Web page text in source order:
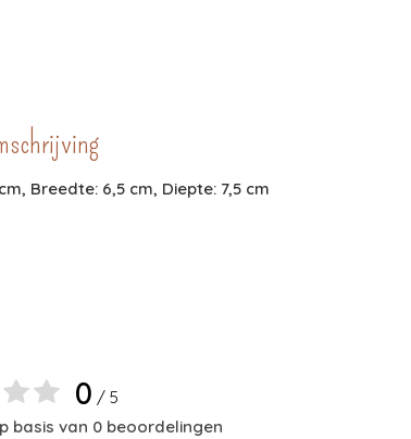
Breedte: 6,5 cm, Diepte: 7,5 cm
0 / 5
basis van 0 beoordelingen